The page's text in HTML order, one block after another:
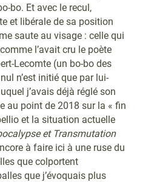
bo. Et avec le recul,
et libérale de sa position
saute au visage : celle qui
l’avait cru le poète
Lecomte (un bo-bo des
n’est initié que par lui-
j’avais déjà réglé son
au point de 2018 sur la « fin
et la situation actuelle
et Transmutation
à faire ici à une ruse du
que colportent
que j’évoquais plus